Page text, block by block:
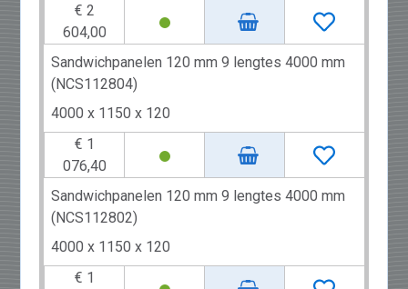
€ 2
604,00
Sandwichpanelen 120 mm 9 lengtes 4000 mm
(NCS112804)
4000 x 1150 x 120
€ 1
076,40
Sandwichpanelen 120 mm 9 lengtes 4000 mm
(NCS112802)
4000 x 1150 x 120
€ 1